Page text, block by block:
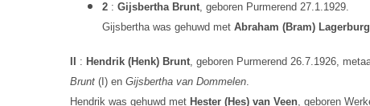
2 : Gijsbertha Brunt, geboren Purmerend 27.1.1929.
Gijsbertha was gehuwd met Abraham (Bram) Lagerburg
: Hendrik (Henk) Brunt, geboren Purmerend 26.7.1926,
Brunt(I) en Gijsbertha van Dommelen.
Hendrik was gehuwd met Hester (Hes) van Veen, geboren